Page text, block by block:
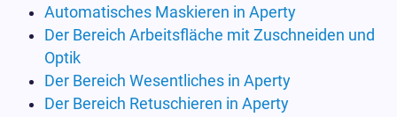
Automatisches Maskieren in Aperty
Der Bereich Arbeitsfläche mit Zuschneiden und
Optik
Der Bereich Wesentliches in Aperty
Der Bereich Retuschieren in Aperty